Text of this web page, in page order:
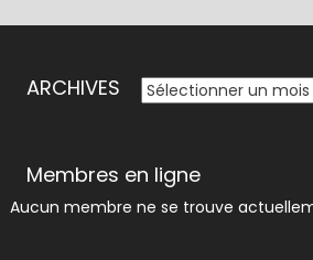
ARCHIVES ARCHIVES
Membres en ligne
Aucun membre ne se trouve